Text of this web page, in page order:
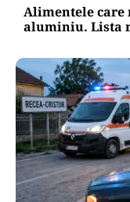
Alimentele care
aluminiu. Lista